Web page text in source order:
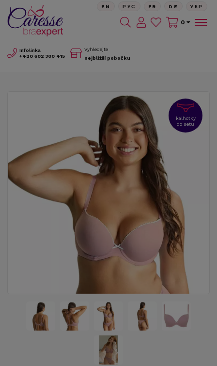
Infolinka
+420 602 300 415
Vyhledejte
nejbližší pobočku
EN РУС FR DE YКР
0
kalhotky
do setu